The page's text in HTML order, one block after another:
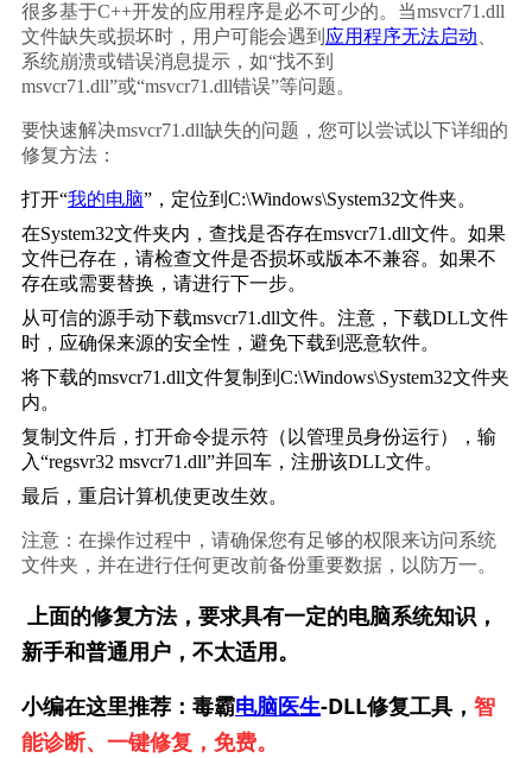
很多基于C++开发的应用程序是必不可少的。当msvcr71.dll
文件缺失或损坏时，用户可能会遇到 应用程序无法启动
系统崩溃或错误消息提示，如“找不到
msvcr71.dll”或“msvcr71.dll错误”等问题。
要快速解决msvcr71.dll缺失的问题，您可以尝试以下详细的
修复方法：
打开“我的电脑”，定位到C:\Windows\System32文件夹。
在System32文件夹内，查找是否存在msvcr71.dll文件。如果
文件已存在，请检查文件是否损坏或版本不兼容。如果不
存在或需要替换，请进行下一步。
从可信的源手动下载msvcr71.dll文件。注意，下载DLL文件
时，应确保来源的安全性，避免下载到恶意软件。
将下载的msvcr71.dll文件复制到C:\Windows\System32文件夹
内。
复制文件后，打开命令提示符（以管理员身份运行），输
入“regsvr32 msvcr71.dll”并回车，注册该DLL文件。
最后，重启计算机使更改生效。
注意：在操作过程中，请确保您有足够的权限来访问系统
文件夹，并在进行任何更改前备份重要数据，以防万一。
上面的修复方法，要求具有一定的电脑系统知识，
新手和普通用户，不太适用。
小编在这里推荐：毒霸电脑医生-DLL修复工具， 智
能诊断、一键修复，免费。